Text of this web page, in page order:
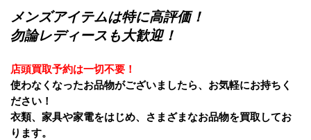
メンズアイテムは特に高評価！
勿論レディースも大歓迎！
店頭買取予約は一切不要！
使わなくなったお品物がございましたら、お気軽にお持ちく
ださい！
衣類、家具や家電をはじめ、さまざまなお品物を買取してお
ります。